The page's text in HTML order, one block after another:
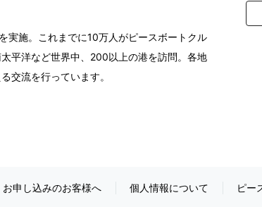
実施。これまでに10万人がピースボートクル
平洋など世界中、200以上の港を訪問。各地
交流を行っています。
お申し込みのお客様へ 個人情報について ピー